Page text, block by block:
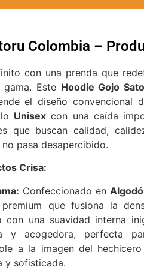
Colombia –
con una prenda que
Este Hoodie Gojo
el diseño convencional
Unisex con una caída
que buscan calidad,
pasa desapercibido.
Crisa:
Confeccionado en
que fusiona la
una suavidad interna
y acogedora, perfecta
a la imagen del
y sofisticada.